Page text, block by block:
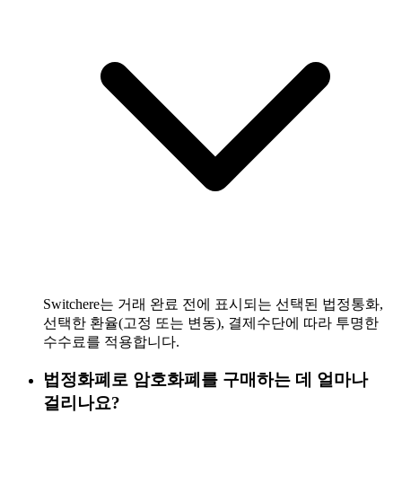
Switchere는 거래 완료 전에 표시되는 선택된 법정통화,
선택한 환율(고정 또는 변동), 결제수단에 따라 투명한
수수료를 적용합니다.
법정화폐로 암호화폐를 구매하는 데 얼마나
걸리나요?